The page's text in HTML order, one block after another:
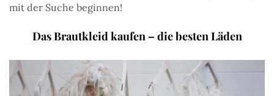
mit der Suche beginnen!
Das Brautkleid kaufen – die besten Läden